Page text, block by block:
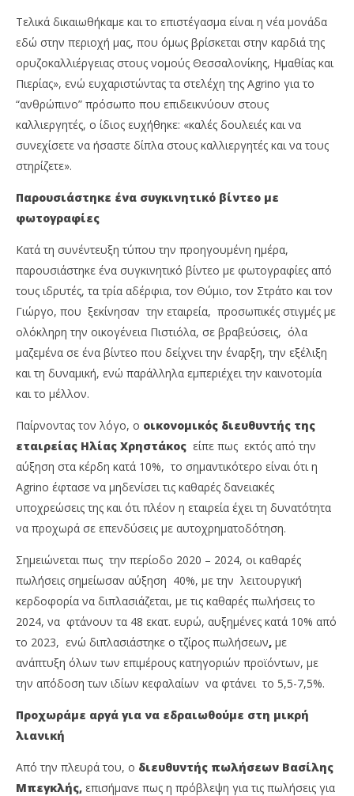
Τελικά δικαιωθήκαμε και το επιστέγασμα είναι η νέα μονάδα
εδώ στην περιοχή μας, που όμως βρίσκεται στην καρδιά της
ορυζοκαλλιέργειας στους νομούς Θεσσαλονίκης, Ημαθίας και
Πιερίας», ενώ ευχαριστώντας τα στελέχη της Agrino για το
“ανθρώπινο” πρόσωπο που επιδεικνύουν στους
καλλιεργητές, ο ίδιος ευχήθηκε: «καλές δουλειές και να
συνεχίσετε να ήσαστε δίπλα στους καλλιεργητές και να τους
στηρίζετε».
Παρουσιάστηκε ένα συγκινητικό βίντεο με
φωτογραφίες
Κατά τη συνέντευξη τύπου την προηγουμένη ημέρα,
παρουσιάστηκε ένα συγκινητικό βίντεο με φωτογραφίες από
τους ιδρυτές, τα τρία αδέρφια, τον Θύμιο, τον Στράτο και τον
Γιώργο, που ξεκίνησαν την εταιρεία, προσωπικές στιγμές με
ολόκληρη την οικογένεια Πιστιόλα, σε βραβεύσεις, όλα
μαζεμένα σε ένα βίντεο που δείχνει την έναρξη, την εξέλιξη
και τη δυναμική, ενώ παράλληλα εμπεριέχει την καινοτομία
και το μέλλον.
Παίρνοντας τον λόγο, ο οικονομικός διευθυντής της
εταιρείας Ηλίας Χρηστάκος είπε πως εκτός από την
αύξηση στα κέρδη κατά 10%, το σημαντικότερο είναι ότι η
Agrino έφτασε να μηδενίσει τις καθαρές δανειακές
υποχρεώσεις της και ότι πλέον η εταιρεία έχει τη δυνατότητα
να προχωρά σε επενδύσεις με αυτοχρηματοδότηση.
Σημειώνεται πως την περίοδο 2020 – 2024, οι καθαρές
πωλήσεις σημείωσαν αύξηση 40%, με την λειτουργική
κερδοφορία να διπλασιάζεται, με τις καθαρές πωλήσεις το
2024, να φτάνουν τα 48 εκατ. ευρώ, αυξημένες κατά 10% από
το 2023, ενώ διπλασιάστηκε ο τζίρος πωλήσεων, με
ανάπτυξη όλων των επιμέρους κατηγοριών προϊόντων, με
την απόδοση των ιδίων κεφαλαίων να φτάνει το 5,5-7,5%.
Προχωράμε αργά για να εδραιωθούμε στη μικρή
λιανική
Από την πλευρά του, ο διευθυντής πωλήσεων Βασίλης
Μπεγκλής, επισήμανε πως η πρόβλεψη για τις πωλήσεις για